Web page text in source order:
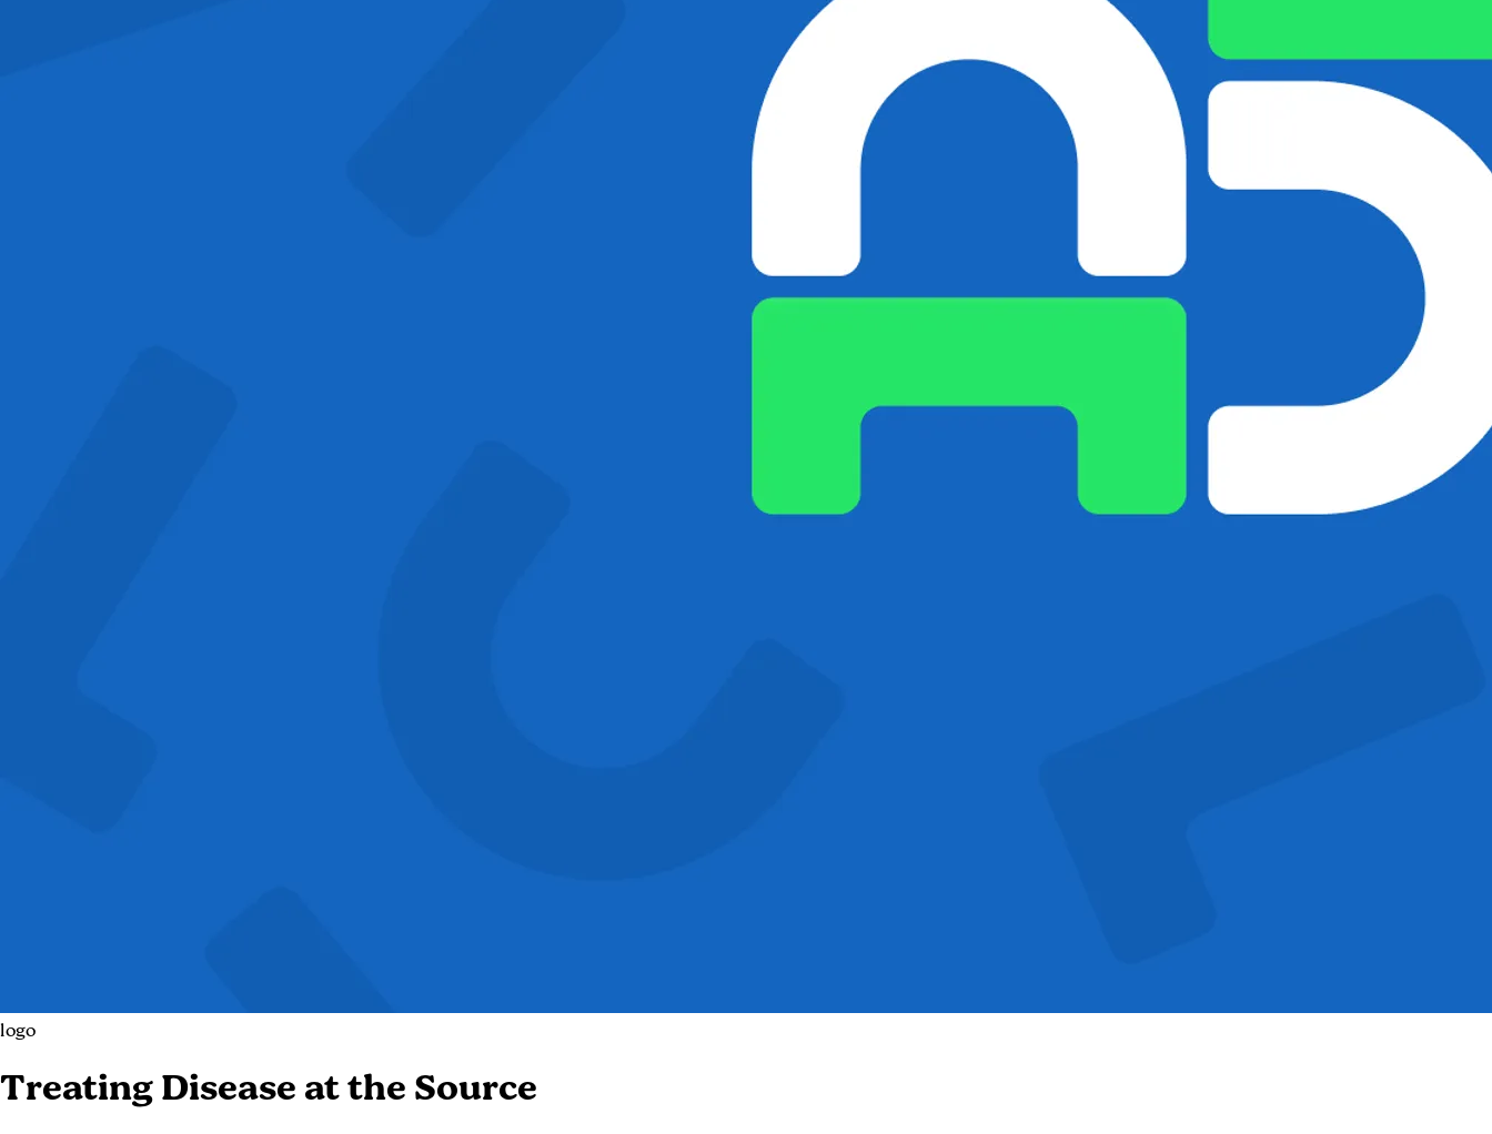
logo
Treating Disease at the Source